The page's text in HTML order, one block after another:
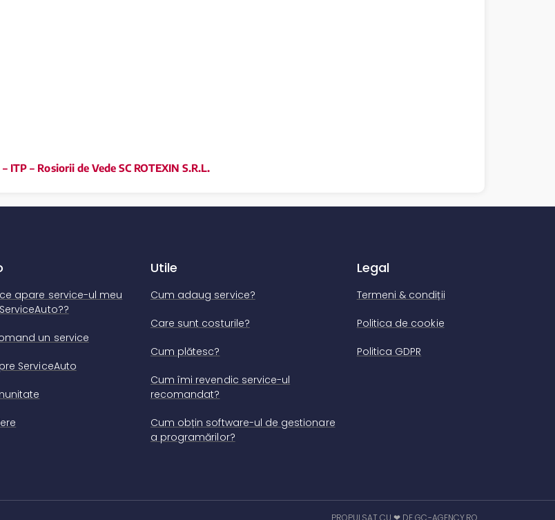
ITP – Rosiorii de Vede SC ROTEXIN S.R.L.
apare service-ul meu
un service
ServiceAuto
Utile
Cum adaug service?
Care sunt costurile?
Cum plătesc?
Cum îmi revendic service-ul
recomandat?
Cum obțin software-ul de gestionare
a programărilor?
Legal
Termeni & condiții
Politica de cookie
Politica GDPR